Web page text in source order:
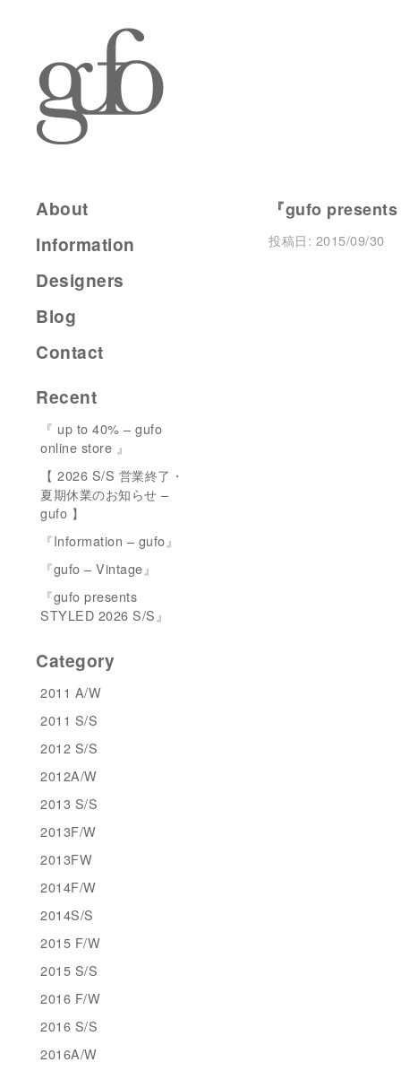
『gufo
投稿日: 2015/09/30
About
Information
Designers
Blog
Contact
Recent
『 up to 40% – gufo
online store 』
【 2026 S/S 営業終了・
夏期休業のお知らせ –
gufo 】
『Information – gufo』
『gufo – Vintage』
『gufo presents
STYLED 2026 S/S』
Category
2011 A/W
2011 S/S
2012 S/S
2012A/W
2013 S/S
2013F/W
2013FW
2014F/W
2014S/S
2015 F/W
2015 S/S
2016 F/W
2016 S/S
2016A/W